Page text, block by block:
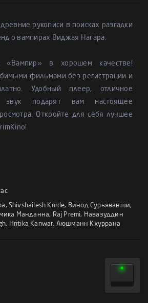
рукописи в поисках разгадки
о вампирах Виджая Нагара.
«Вампир» в хорошем качестве!
фильмами без регистрации и
Удобный плеер, отличное
звук подарят вам настоящее
Откройте для себя лучшее
, Shivshailesh Korde, Винод Сурьяванши,
Манданна, Raj Premi, Навазуддин
, Hritika Kanwar, Аюшманн Кхуррана